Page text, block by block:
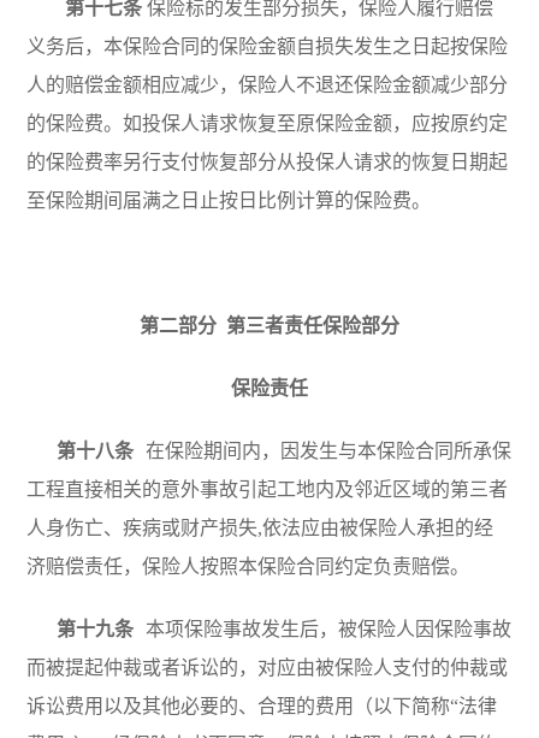
第十七条保险标的发生部分损失，保险人履行赔偿
义务后，本保险合同的保险金额自损失发生之日起按保险
人的赔偿金额相应减少，保险人不退还保险金额减少部分
的保险费。如投保人请求恢复至原保险金额，应按原约定
的保险费率另行支付恢复部分从投保人请求的恢复日期起
至保险期间届满之日止按日比例计算的保险费。
第二部分 第三者责任保险部分
保险责任
第十八条
在保险期间内，因发生与本保险合同所承保
工程直接相关的意外事故引起工地内及邻近区域的第三者
人身伤亡、疾病或财产损失,依法应由被保险人承担的经
济赔偿责任，保险人按照本保险合同约定负责赔偿。
第十九条
本项保险事故发生后，被保险人因保险事故
而被提起仲裁或者诉讼的，对应由被保险人支付的仲裁或
诉讼费用以及其他必要的、合理的费用（以下简称“法律